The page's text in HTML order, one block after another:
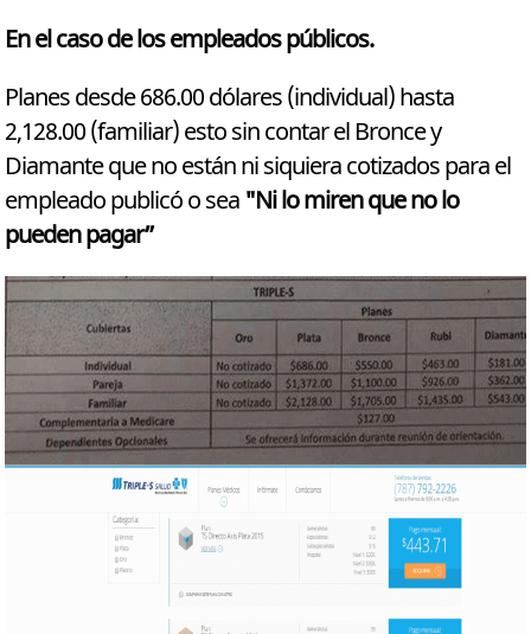
En el caso de los empleados públicos.
Planes desde 686.00 dólares (individual) hasta
2,128.00 (familiar) esto sin contar el Bronce y
Diamante que no están ni siquiera cotizados para el
empleado publicó o sea "Ni lo miren que no lo
pueden pagar”